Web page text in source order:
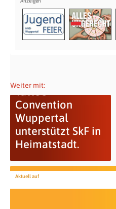
Weiter mit:
Tattoo
Convention
Wuppertal
unterstützt SkF in
Heimatstadt.
Aktuell auf